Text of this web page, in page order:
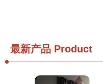
最新产品 Product